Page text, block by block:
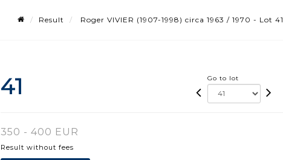
Result Roger VIVIER (1907-1998) circa 1963 / 1970 - Lot 41
41 Go to lot
350 - 400 EUR
Result without fees